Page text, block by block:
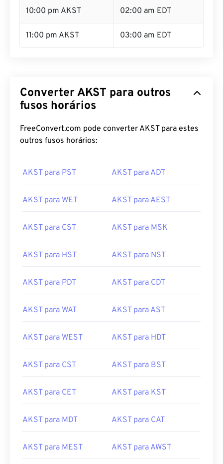
10:00 pm AKST 02:00 am EDT
11:00 pm AKST 03:00 am EDT
Converter AKST para outros
fusos horários
FreeConvert.com pode converter AKST para estes
outros fusos horários:
AKST para PST AKST para ADT
AKST para WET AKST para AEST
AKST para CST AKST para MSK
AKST para HST AKST para NST
AKST para PDT AKST para CDT
AKST para WAT AKST para AST
AKST para WEST AKST para HDT
AKST para CST AKST para BST
AKST para CET AKST para KST
AKST para MDT AKST para CAT
AKST para MEST AKST para AWST